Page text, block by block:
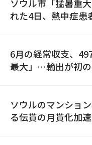
ソウル市「猛暑重
れた4日、熱中症患
6月の経常収支、
最大」…輸出が初
ソウルのマンショ
る伝貰の月貰化加